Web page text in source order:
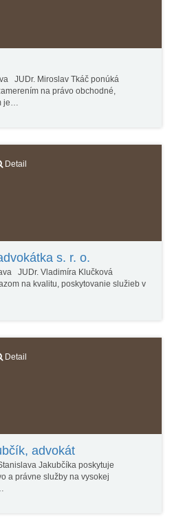
JUDr. Miroslav Tkáč ponúká
na právo obchodné,
je…
Detail
s. r. o.
JUDr. Vladimíra Klučková
na kvalitu, poskytovanie služieb v
Detail
advokát
Jakubčíka poskytuje
a právne služby na vysokej